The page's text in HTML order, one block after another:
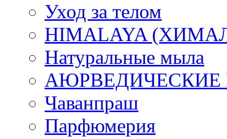
Уход за телом
HIMALAYA
Натуральные мыла
Чаванпраш
Парфюмерия